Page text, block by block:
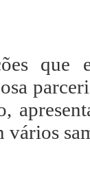
vários